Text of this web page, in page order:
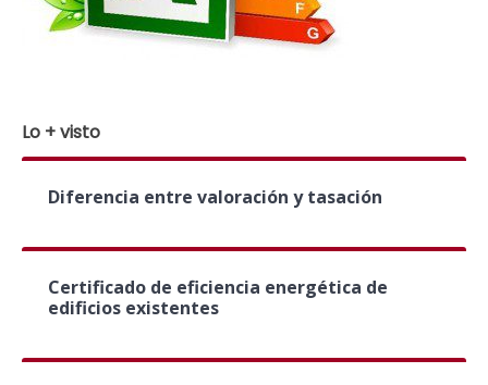
Lo + visto
Diferencia entre valoración y tasación
Certificado de eficiencia energética de
edificios existentes